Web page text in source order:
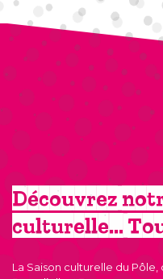
Découvrez
culturelle…
La Saison culturelle du